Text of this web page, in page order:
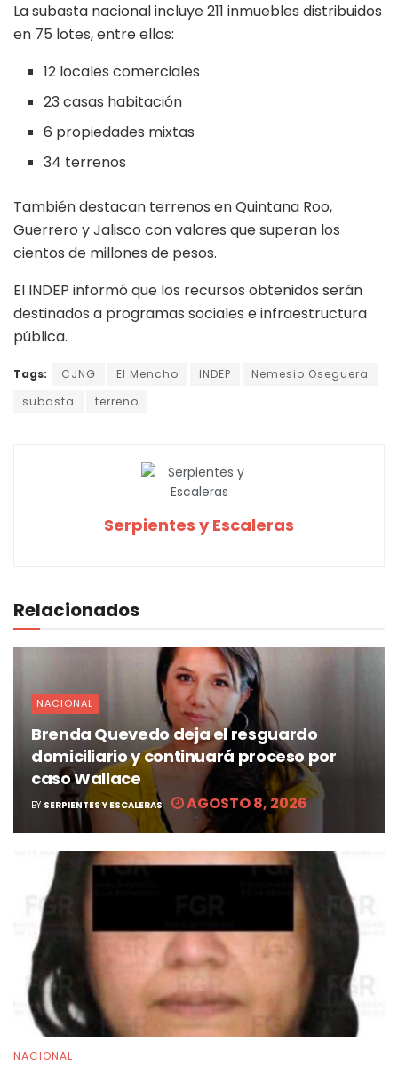
La subasta nacional incluye 211 inmuebles distribuidos
en 75 lotes, entre ellos:
12 locales comerciales
23 casas habitación
6 propiedades mixtas
34 terrenos
También destacan terrenos en Quintana Roo,
Guerrero y Jalisco con valores que superan los
cientos de millones de pesos.
El INDEP informó que los recursos obtenidos serán
destinados a programas sociales e infraestructura
pública.
Tags: CJNG El Mencho INDEP
Nemesio Oseguera
subasta
terreno
Serpientes y Escaleras
Relacionados
NACIONAL
Brenda Quevedo deja el resguardo
domiciliario y continuará proceso por
caso Wallace
BY SERPIENTES Y ESCALERAS AGOSTO 8, 2026
NACIONAL